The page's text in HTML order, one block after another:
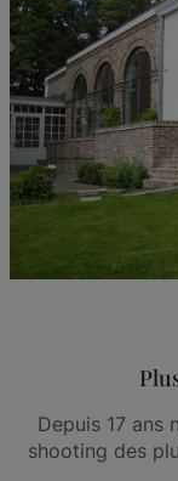
Depuis 17 ans
shooting des